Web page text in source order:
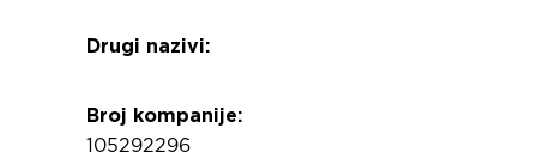
Drugi nazivi:
Broj kompanije:
105292296